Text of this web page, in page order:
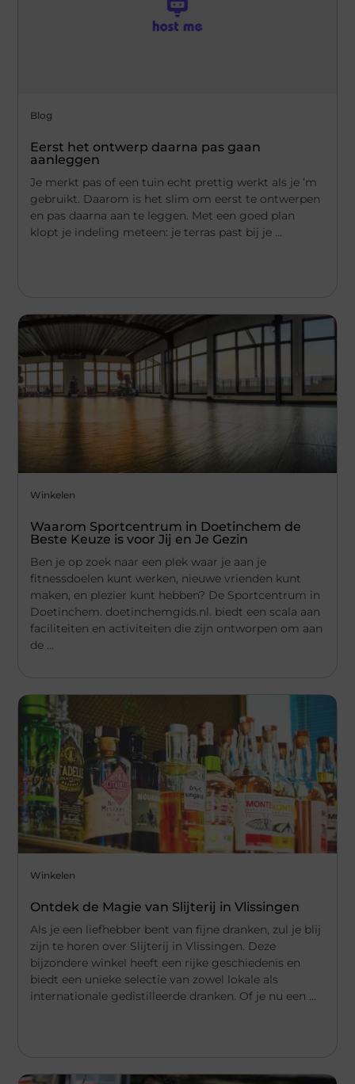
Blog
Eerst het ontwerp daarna pas gaan
aanleggen
Je merkt pas of een tuin echt prettig werkt als je ’m
gebruikt. Daarom is het slim om eerst te ontwerpen
en pas daarna aan te leggen. Met een goed plan
klopt je indeling meteen: je terras past bij je ...
Winkelen
Waarom Sportcentrum in Doetinchem de
Beste Keuze is voor Jij en Je Gezin
Ben je op zoek naar een plek waar je aan je
fitnessdoelen kunt werken, nieuwe vrienden kunt
maken, en plezier kunt hebben? De Sportcentrum in
Doetinchem. doetinchemgids.nl. biedt een scala aan
faciliteiten en activiteiten die zijn ontworpen om aan
de ...
Winkelen
Ontdek de Magie van Slijterij in Vlissingen
Als je een liefhebber bent van fijne dranken, zul je blij
zijn te horen over Slijterij in Vlissingen. Deze
bijzondere winkel heeft een rijke geschiedenis en
biedt een unieke selectie van zowel lokale als
internationale gedistilleerde dranken. Of je nu een ...